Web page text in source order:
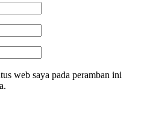
web saya pada peramban ini